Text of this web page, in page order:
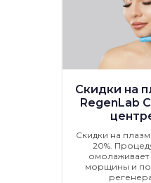
Скидки на
RegenLab
Скидки на
20%.
морщины и